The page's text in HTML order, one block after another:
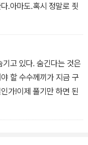
.아마도.혹시 정말로 죗
고 있다. 숨긴다는 것은
할 수수께끼가 지금 구
가!이제 풀기만 하면 된